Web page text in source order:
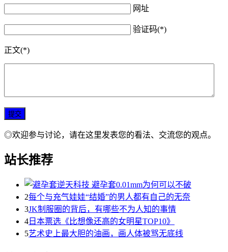
网址
验证码(*)
正文(*)
◎欢迎参与讨论，请在这里发表您的看法、交流您的观点。
站长推荐
2每个与充气娃娃“结婚”的男人都有自己的无奈
3JK制服圈的背后，有哪些不为人知的事情
4 日本票选《比想像还高的女明星TOP10》
5艺术史上最大胆的油画，画人体被骂无底线